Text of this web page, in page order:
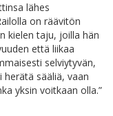
lähes
on räävitön
kielen taju, joilla hän
että liikaa
selviytyvän,
sääliä, vaan
yksin voitkaan olla.”